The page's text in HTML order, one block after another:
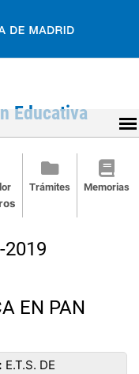
Trámites Memorias
2019
EN PAN
E.T.S. DE